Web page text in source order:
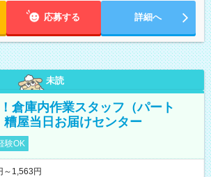
応募する 詳細へ
未読
倉庫内作業スタッフ（パート
糟屋当日お届けセンター
験OK
～1,563円